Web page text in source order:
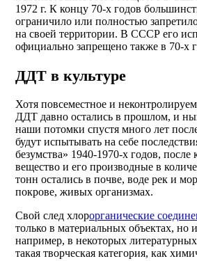
1972 г. К концу 70-х годов
ограничило или полностью
на своей территории. В СССР его
официально запрещено также в 70-х
ДДТ в культуре
Хотя повсеместное и
ДДТ давно остались в прошлом, и
наши потомки спустя много лет
будут испытывать на себе
безумства» 1940-1970-х годов, после
вещество и его производные в
тонн остались в почве, воде рек и
покрове, живых организмах.
Свой след хлорорганические
только в материальных объектах, но
например, в некоторых
такая творческая категория, как